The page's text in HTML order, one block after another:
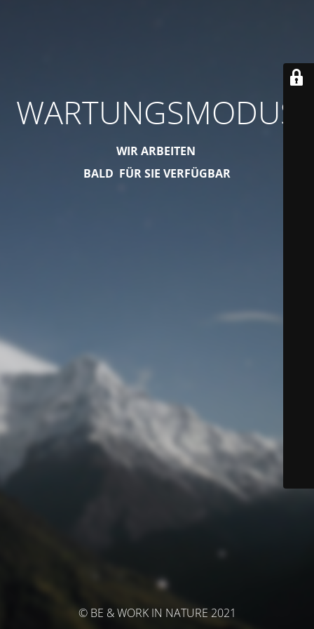
WARTUNGSMODUS
WIR ARBEITEN
BALD FÜR SIE VERFÜGBAR
© BE & WORK IN NATURE 2021